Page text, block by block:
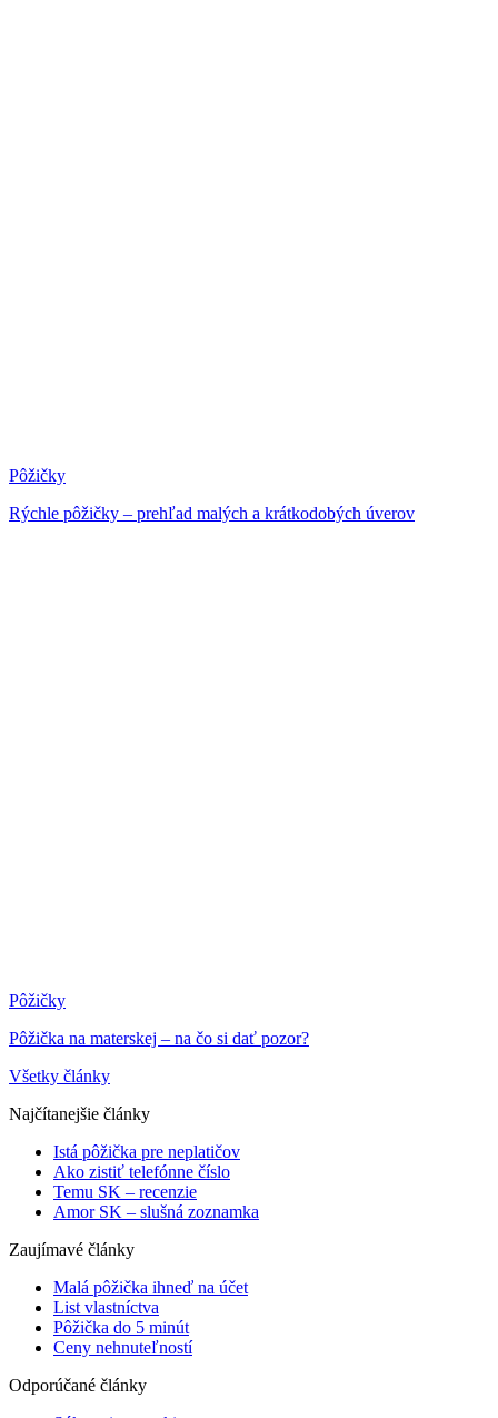
Pôžičky
Rýchle pôžičky – prehľad malých a krátkodobých úverov
Pôžičky
Pôžička na materskej – na čo si dať pozor?
Všetky články
Najčítanejšie články
Istá pôžička pre neplatičov
Ako zistiť telefónne číslo
Temu SK – recenzie
Amor SK – slušná zoznamka
Zaujímavé články
Malá pôžička ihneď na účet
List vlastníctva
Pôžička do 5 minút
Ceny nehnuteľností
Odporúčané články